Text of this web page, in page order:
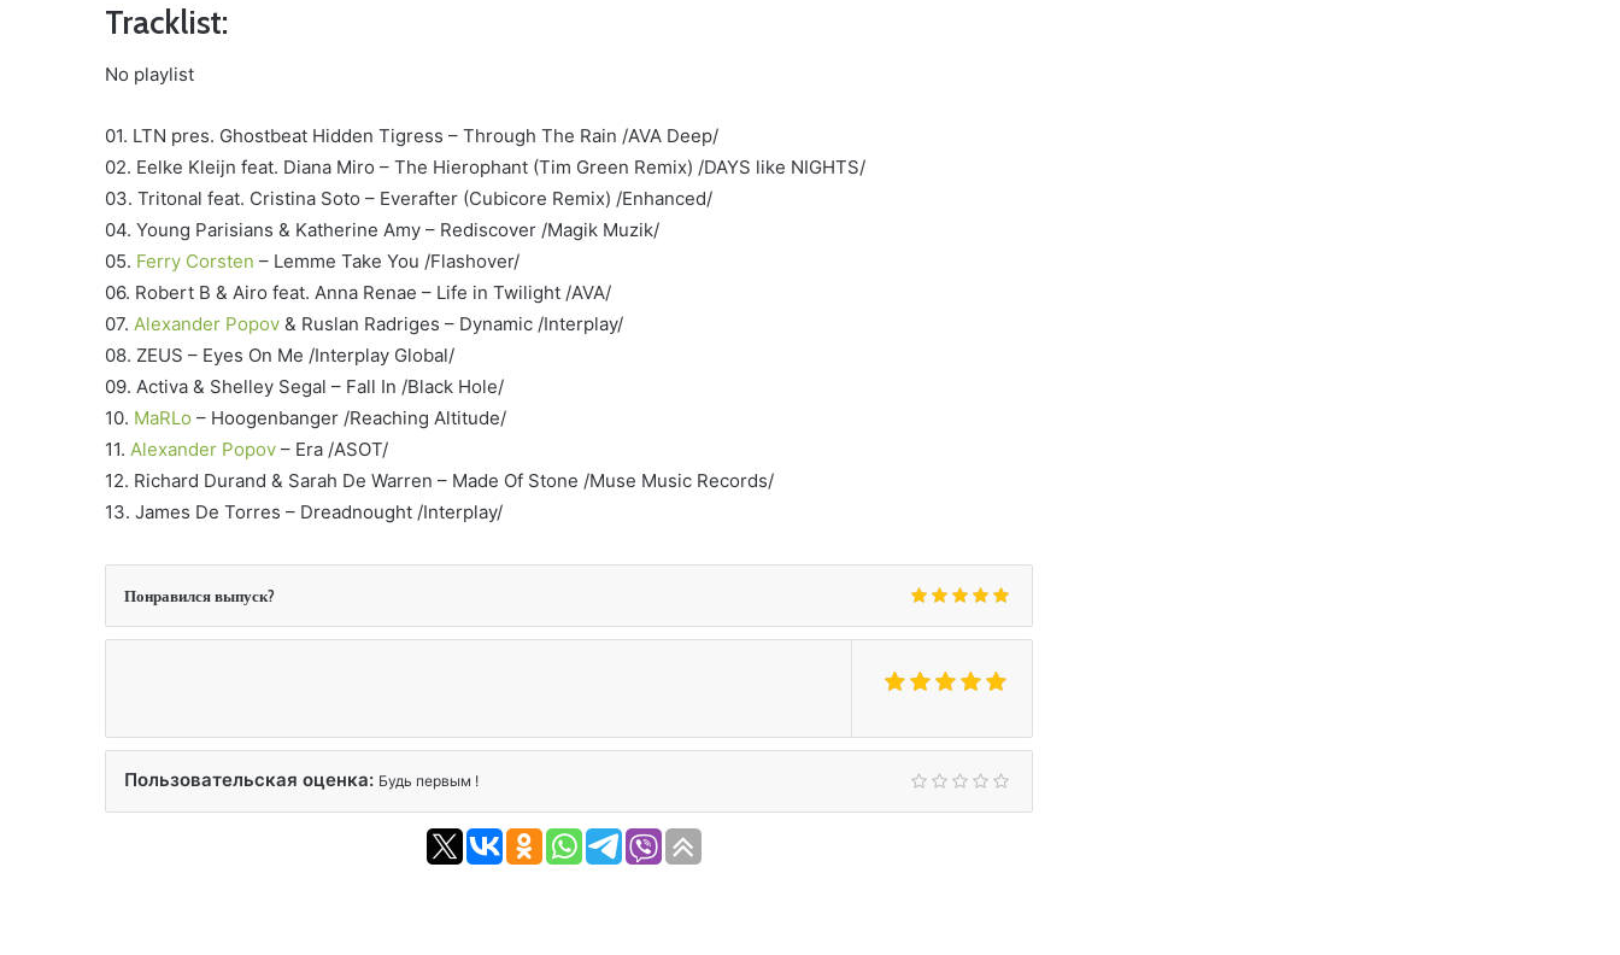
Tracklist:
No playlist
01. LTN pres. Ghostbeat Hidden Tigress – Through The Rain /AVA Deep/
02. Eelke Kleijn feat. Diana Miro – The Hierophant (Tim Green Remix) /DAYS like NIGHTS/
03. Tritonal feat. Cristina Soto – Everafter (Cubicore Remix) /Enhanced/
04. Young Parisians & Katherine Amy – Rediscover /Magik Muzik/
05. Ferry Corsten – Lemme Take You /Flashover/
06. Robert B & Airo feat. Anna Renae – Life in Twilight /AVA/
07. Alexander Popov & Ruslan Radriges – Dynamic /Interplay/
08. ZEUS – Eyes On Me /Interplay Global/
09. Activa & Shelley Segal – Fall In /Black Hole/
10. MaRLo – Hoogenbanger /Reaching Altitude/
11. Alexander Popov – Era /ASOT/
12. Richard Durand & Sarah De Warren – Made Of Stone /Muse Music Records/
13. James De Torres – Dreadnought /Interplay/
Понравился выпуск?
Пользовательская оценка: Будь первым !